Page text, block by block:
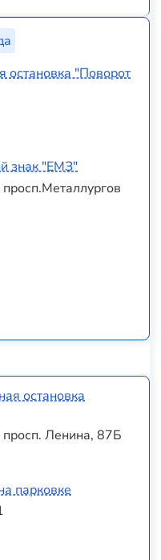
остановка "Поворот
знак "ЕМЗ"
остановка
Ленина, 87Б
парковке